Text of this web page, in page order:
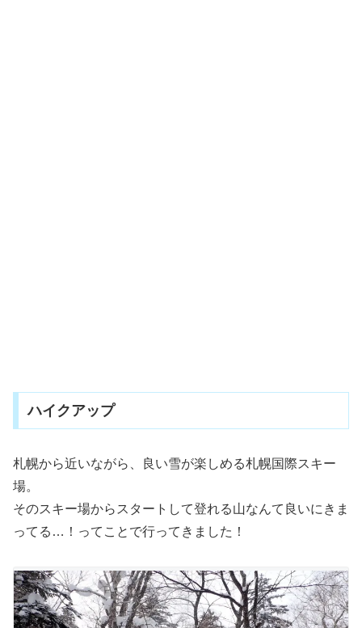
ハイクアップ
札幌から近いながら、良い雪が楽しめる札幌国際スキー
場。
そのスキー場からスタートして登れる山なんて良いにきま
ってる…！ってことで行ってきました！